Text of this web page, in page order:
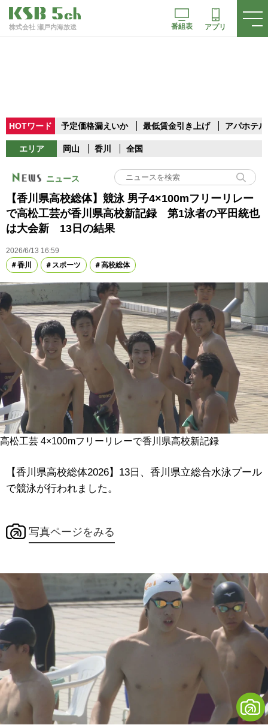
株式会社 瀬戸内海放送 番組表 アプリ
HOTワード 予定価格漏えいか 最低賃金引き上げ アパホテル
エリア 岡山 香川 全国
ニュース
【香川県高校総体】競泳 男子4×100mフリーリレー
で高松工芸が香川県高校新記録 第1泳者の平田統也
は大会新 13日の結果
2026/6/13 16:59
香川
スポーツ 高校総体
高松工芸 4×100mフリーリレーで香川県高校新記録
【香川県高校総体2026】13日、香川県立総合水泳プール
で競泳が行われました。
写真ページをみる